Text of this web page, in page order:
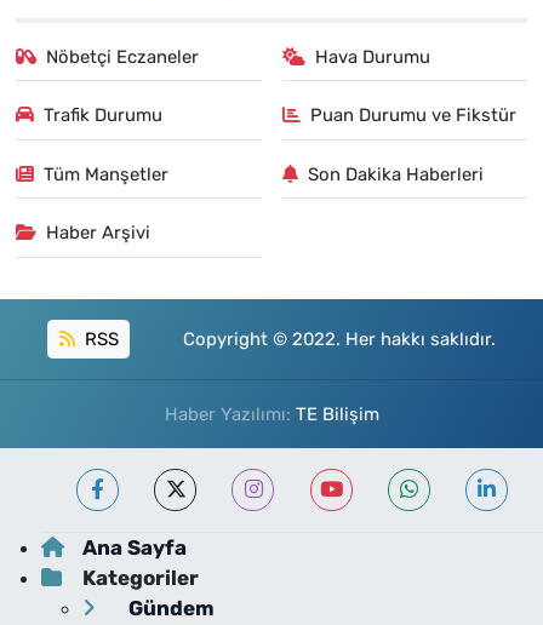
Nöbetçi Eczaneler Hava Durumu
Trafik Durumu Puan Durumu ve Fikstür
Tüm Manşetler Son Dakika Haberleri
Haber Arşivi
RSS Copyright © 2022. Her hakkı saklıdır.
Haber Yazılımı: TE Bilişim
Ana Sayfa
Kategoriler
Gündem